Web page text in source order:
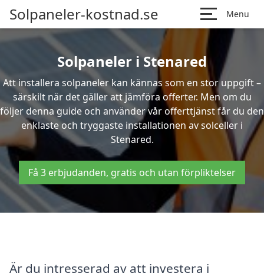
Solpaneler-kostnad.se Menu
Solpaneler i Stenared
Att installera solpaneler kan kännas som en stor uppgift –
särskilt när det gäller att jämföra offerter. Men om du
följer denna guide och använder vår offerttjänst får du den
enklaste och tryggaste installationen av solceller i
Stenared.
Få 3 erbjudanden, gratis och utan förpliktelser
Är du intresserad av att investera i